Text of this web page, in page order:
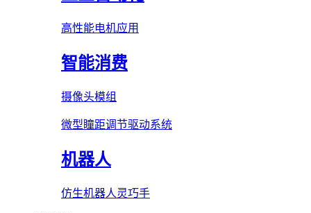
高性能电机应用
智能消费
摄像头模组
微型瞳距调节驱动系统
机器人
仿生机器人灵巧手